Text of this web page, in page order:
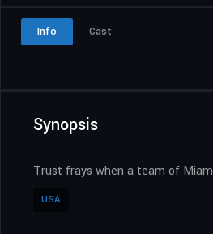
Info Cast
Synopsis
Trust frays when a team of
USA